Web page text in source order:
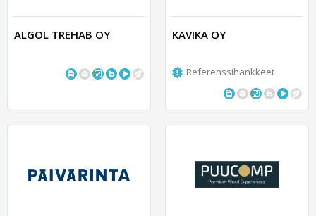
ALGOL TREHAB OY KAVIKA OY
Referenssihankkeet